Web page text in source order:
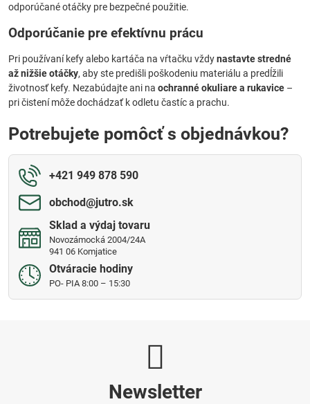
odporúčané otáčky pre bezpečné použitie.
Odporúčanie pre efektívnu prácu
Pri používaní kefy alebo kartáča na vŕtačku vždynastavte stredné
až nižšie otáčky, aby ste predišli poškodeniu materiálu a predĺžili
životnosť kefy. Nezabúdajte ani na ochranné okuliare a rukavice –
pri čistení môže dochádzať k odletu častíc a prachu.
Potrebujete pomôcť s objednávkou?
+421 949 878 590
obchod​@jutro​.sk
Sklad a výdaj tovaru
Novozámocká 2004/24A
941 06 Komjatice
Otváracie hodiny
PO- PIA 8:00 – 15:30
Newsletter